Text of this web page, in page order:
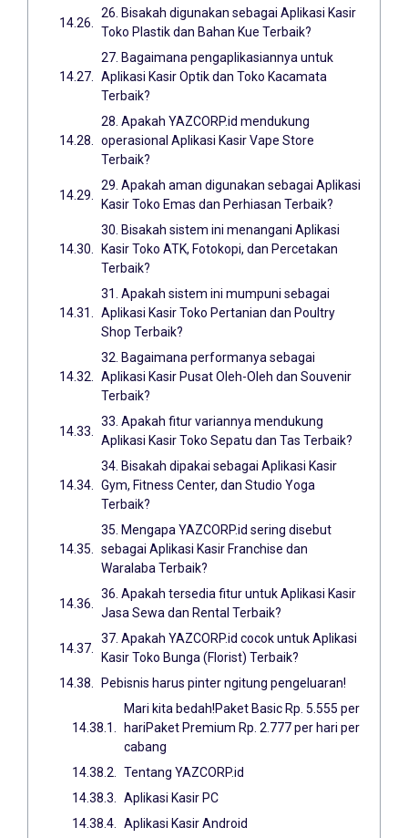
26. Bisakah digunakan sebagai Aplikasi Kasir
Toko Plastik dan Bahan Kue Terbaik?
27. Bagaimana pengaplikasiannya untuk
Aplikasi Kasir Optik dan Toko Kacamata
Terbaik?
28. Apakah YAZCORP.id mendukung
operasional Aplikasi Kasir Vape Store
Terbaik?
29. Apakah aman digunakan sebagai Aplikasi
Kasir Toko Emas dan Perhiasan Terbaik?
30. Bisakah sistem ini menangani Aplikasi
Kasir Toko ATK, Fotokopi, dan Percetakan
Terbaik?
31. Apakah sistem ini mumpuni sebagai
Aplikasi Kasir Toko Pertanian dan Poultry
Shop Terbaik?
32. Bagaimana performanya sebagai
Aplikasi Kasir Pusat Oleh-Oleh dan Souvenir
Terbaik?
33. Apakah fitur variannya mendukung
Aplikasi Kasir Toko Sepatu dan Tas Terbaik?
34. Bisakah dipakai sebagai Aplikasi Kasir
Gym, Fitness Center, dan Studio Yoga
Terbaik?
35. Mengapa YAZCORP.id sering disebut
sebagai Aplikasi Kasir Franchise dan
Waralaba Terbaik?
36. Apakah tersedia fitur untuk Aplikasi Kasir
Jasa Sewa dan Rental Terbaik?
37. Apakah YAZCORP.id cocok untuk Aplikasi
Kasir Toko Bunga (Florist) Terbaik?
Pebisnis harus pinter ngitung pengeluaran!
Mari kita bedah!Paket Basic Rp. 5.555 per
hariPaket Premium Rp. 2.777 per hari per
cabang
Tentang YAZCORP.id
Aplikasi Kasir PC
Aplikasi Kasir Android